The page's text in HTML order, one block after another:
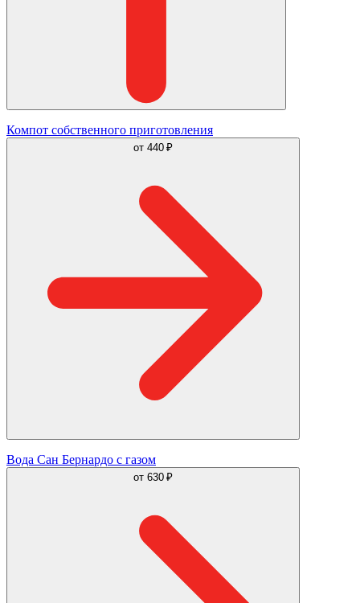
Компот собственного приготовления
от 440 ₽
Вода Сан Бернардо с газом
от 630 ₽